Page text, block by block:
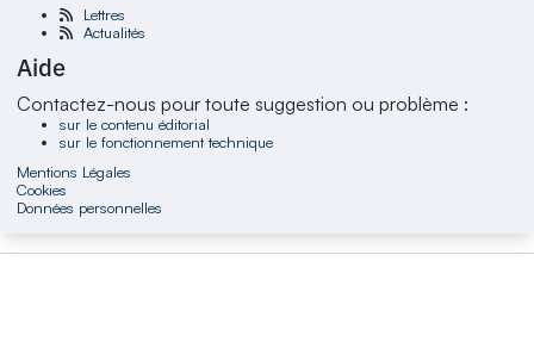
Lettres
Actualités
Aide
Contactez-nous pour toute suggestion ou problème :
sur le contenu éditorial
sur le fonctionnement technique
Mentions Légales
Cookies
Données personnelles